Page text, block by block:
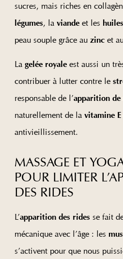
sucres, mais riches en
légumes, la viande et les huiles
peau souple grâce au zinc et
La gelée royale est aussi un
contribuer à lutter contre le
responsable de l’apparition de
naturellement de la vitamine
antivieillissement.
MASSAGE ET
POUR LIMITER
DES RIDES
L’apparition des rides se fait
mécanique avec l’âge : les
s’activent pour que nous